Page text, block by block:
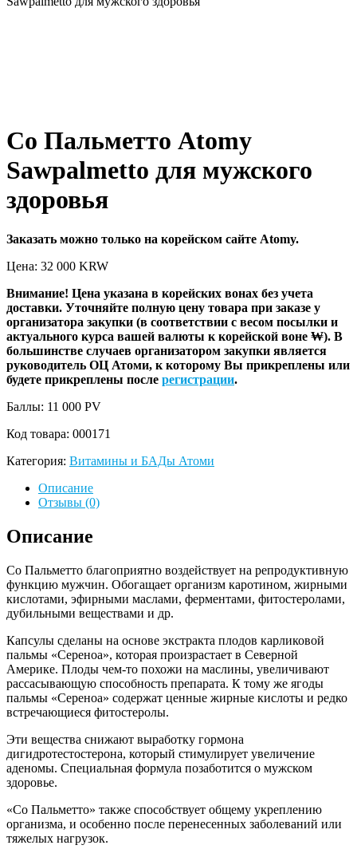
Со Пальметто Atomy
Sawpalmetto для мужского
здоровья
Заказать можно только на корейском сайте Atomy.
Цена: 32 000 KRW
Внимание! Цена указана в корейских вонах без учета
доставки. Уточняйте полную цену товара при заказе у
организатора закупки (в соответствии с весом посылки и
актуального курса вашей валюты к корейской воне ₩). В
большинстве случаев организатором закупки является
руководитель ОЦ Атоми, к которому Вы прикреплены или
будете прикреплены после регистрации.
Баллы: 11 000 PV
Код товара: 000171
Категория: Витамины и БАДы Атоми
Описание
Отзывы (0)
Описание
Со Пальметто благоприятно воздействует на репродуктивную
функцию мужчин. Обогащает организм каротином, жирными
кислотами, эфирными маслами, ферментами, фитостеролами,
дубильными веществами и др.
Капсулы сделаны на основе экстракта плодов карликовой
пальмы «Сереноа», которая произрастает в Северной
Америке. Плоды чем-то похожи на маслины, увеличивают
рассасывающую способность препарата. К тому же ягоды
пальмы «Сереноа» содержат ценные жирные кислоты и редко
встречающиеся фитостеролы.
Эти вещества снижают выработку гормона
дигидротестостерона, который стимулирует увеличение
аденомы. Специальная формула позаботится о мужском
здоровье.
«Со Пальметто» также способствует общему укреплению
организма, и особенно после перенесенных заболеваний или
тяжелых нагрузок.